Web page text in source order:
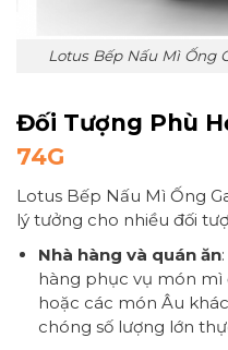
Lotus Bếp Nấu Mì Ống
Đối Tượng Phù
74G
Lotus Bếp Nấu Mì Ống
lý tưởng cho nhiều đối
Nhà hàng và quán ăn
hàng phục vụ món mì
hoặc các món Âu
chóng số lượng lớn